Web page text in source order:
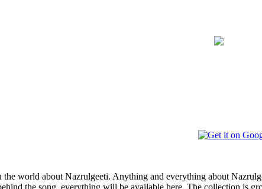
the world about Nazrulgeeti. Anything and everything about
the song, everything will be available here. The collection is